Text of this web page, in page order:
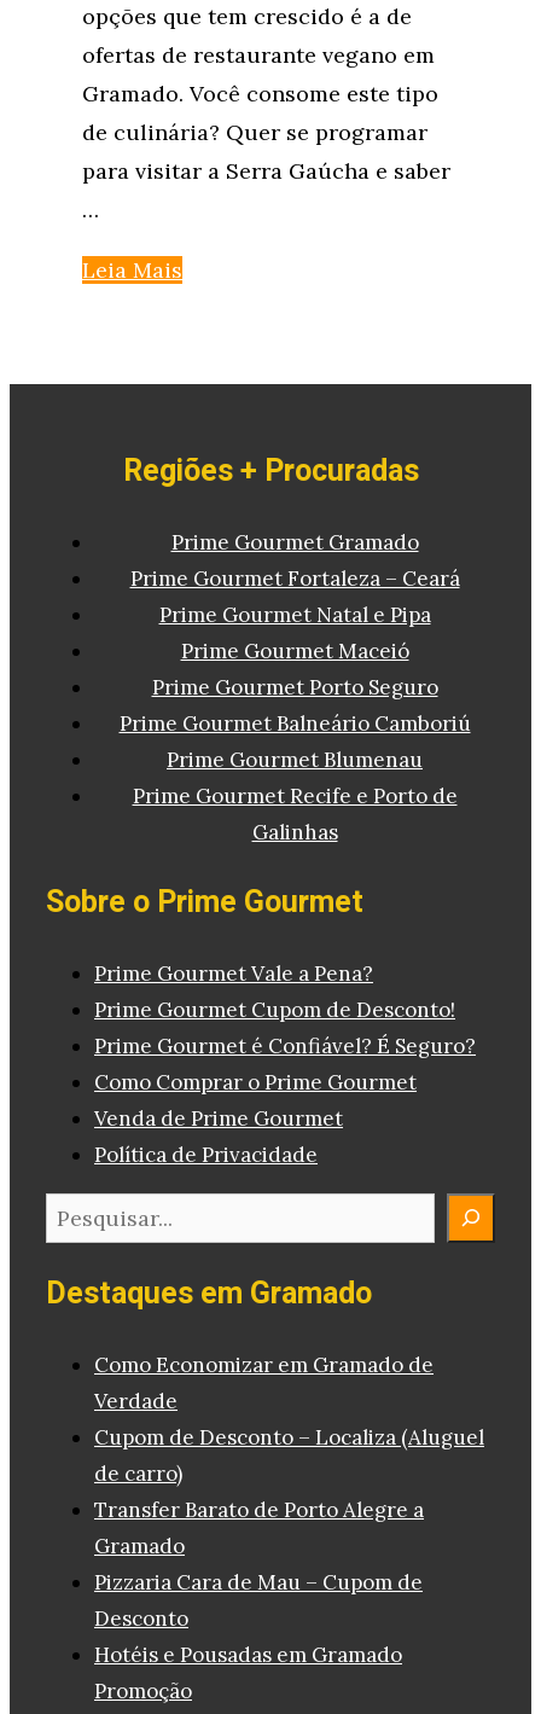
opções que tem crescido é a de
ofertas de restaurante vegano em
Gramado. Você consome este tipo
de culinária? Quer se programar
para visitar a Serra Gaúcha e saber
…
Leia Mais
Regiões + Procuradas
Prime Gourmet Gramado
Prime Gourmet Fortaleza – Ceará
Prime Gourmet Natal e Pipa
Prime Gourmet Maceió
Prime Gourmet Porto Seguro
Prime Gourmet Balneário Camboriú
Prime Gourmet Blumenau
Prime Gourmet Recife e Porto de
Galinhas
Sobre o Prime Gourmet
Prime Gourmet Vale a Pena?
Prime Gourmet Cupom de Desconto!
Prime Gourmet é Confiável? É Seguro?
Como Comprar o Prime Gourmet
Venda de Prime Gourmet
Política de Privacidade
Pesquisar
Destaques em Gramado
Como Economizar em Gramado de
Verdade
Cupom de Desconto – Localiza (Aluguel
de carro)
Transfer Barato de Porto Alegre a
Gramado
Pizzaria Cara de Mau – Cupom de
Desconto
Hotéis e Pousadas em Gramado
Promoção